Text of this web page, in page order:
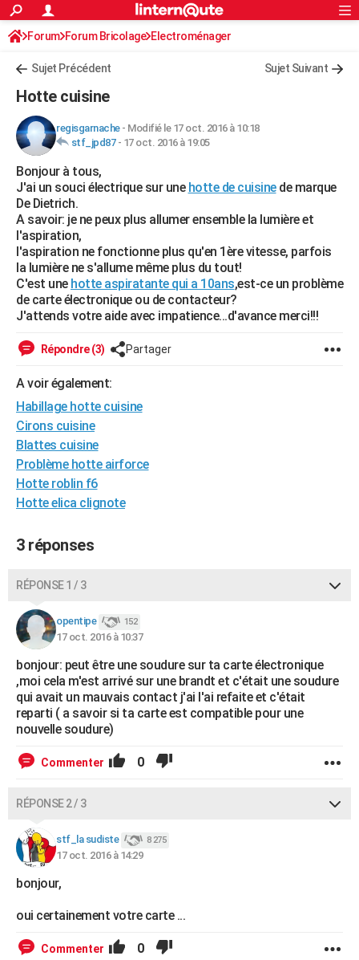
ACTUALITÉS
Politique
Société
Faits Divers
Education
Monde
Villes
+
FINANCE
Retraite
Impôts
Epargne
Immobilier
Risques naturels par ville
Banque
Assurance
Crédit
AUTO
Essais
Réserver un essai
Citadines
Berlines
SUV
Forum auto
+HIGH-TECH
Mobiles
Meilleur smartphone
Internet
Ordinateurs
Jeux vidéo
Guide high-tech
+BRICOLAGE
Forum
Aménagement intérieur
Extérieur
Cuisine
Salle de bains
Jardinage
Rangement
WEEK-END
Guides de France
Escapades
Patrimoine
Expositions
Musées
Week-end nature
+LIFESTYLE
Art de vivre
Bien-être
Loisirs
ModeModes de vie
SANTE
Alimentation
Guide de la santé
Maladies
Médicaments
Sommeil
VOYAGE
Destinations
City break
Voyage nature
Voyage de noces
Forum
Climat
PHOTO
GUIDES D'ACHAT
BONS PLANS
CARTE DE VOEUX
Carte de Noël
Carte Bonne année
Carte Saint-Valentin
Carte Pâques
Carte d'anniversaire
DICTIONNAIRE
Dictionnaire
Biographies
Citations
Expressions
Proverbes
PROGRAMME TV
AVIS DE DÉCÈS
FORUM
Bricolage
Lifestyle
Culture
Sport
Auto
Television
Voyage
Cinema
S'inscrire
Connexion
Forum Forum Bricolage Electroménager
Sujet Précédent Sujet Suivant
Hotte cuisine
regisgarnache- Modifié le 17 oct. 2016 à 10:18
stf_jpd87- 17 oct. 2016 à 19:05
Bonjour à tous,
J'ai un souci électrique sur une hotte de cuisinede marque
De Dietrich.
A savoir: je ne peux plus allumer ensemble la lumière et
l'aspiration,
l'aspiration ne fonctionne plus qu'en 1ère vitesse, parfois
la lumière ne s'allume même plus du tout!
C'est une hotte aspiratante qui a 10ans,est-ce un problème
de carte électronique ou de contacteur?
J'attends votre aide avec impatience...d'avance merci!!!
Répondre (3) Partager
A voir également:
Habillage hotte cuisine
Cirons cuisine
Blattes cuisine
Problème hotte airforce
Hotte roblin f6
Hotte elica clignote
3 réponses
RÉPONSE 1 / 3
opentipe 152
17 oct. 2016 à 10:37
bonjour: peut être une soudure sur ta carte électronique
,moi cela m'est arrivé sur une brandt et c'était une soudure
qui avait un mauvais contact j'ai l'ai refaite et c'était
reparti ( a savoir si ta carte est compatible pour une
nouvelle soudure)
Commenter 0
RÉPONSE 2 / 3
stf_la sudiste 8 275
17 oct. 2016 à 14:29
bonjour,
oui certainement votre carte ...
Commenter 0